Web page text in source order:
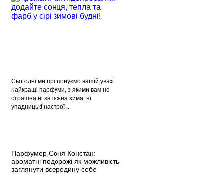
Сьогодні ми пропонуємо вашій увазі
найкращі парфуми, з якими вам не
страшна ні затяжна зима, ні
упадницькі настрої ...
Парфумер Соня Констан:
ароматні подорожі як можливість
заглянути всередину себе